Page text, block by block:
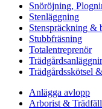
Snöröjning,
Stenläggning
Stenspräckning &
Stubbfräsning
Totalentreprenör
Trädgårdsskötsel
Anlägga avlopp
Arborist &